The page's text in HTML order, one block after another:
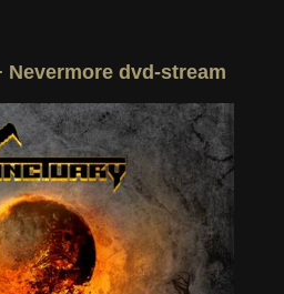
dvd-stream